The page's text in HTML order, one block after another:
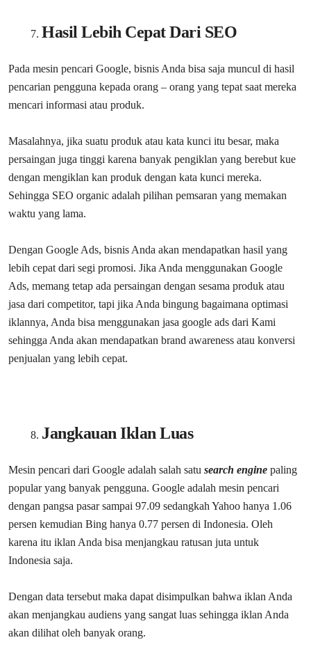
Hasil Lebih Cepat Dari SEO
Pada mesin pencari Google, bisnis Anda bisa saja muncul di hasil
pencarian pengguna kepada orang – orang yang tepat saat mereka
mencari informasi atau produk.
Masalahnya, jika suatu produk atau kata kunci itu besar, maka
persaingan juga tinggi karena banyak pengiklan yang berebut kue
dengan mengiklan kan produk dengan kata kunci mereka.
Sehingga SEO organic adalah pilihan pemsaran yang memakan
waktu yang lama.
Dengan Google Ads, bisnis Anda akan mendapatkan hasil yang
lebih cepat dari segi promosi. Jika Anda menggunakan Google
Ads, memang tetap ada persaingan dengan sesama produk atau
jasa dari competitor, tapi jika Anda bingung bagaimana optimasi
iklannya, Anda bisa menggunakan jasa google ads dari Kami
sehingga Anda akan mendapatkan brand awareness atau konversi
penjualan yang lebih cepat.
Jangkauan Iklan Luas
Mesin pencari dari Google adalah salah satu search engine paling
popular yang banyak pengguna. Google adalah mesin pencari
dengan pangsa pasar sampai 97.09 sedangkah Yahoo hanya 1.06
persen kemudian Bing hanya 0.77 persen di Indonesia. Oleh
karena itu iklan Anda bisa menjangkau ratusan juta untuk
Indonesia saja.
Dengan data tersebut maka dapat disimpulkan bahwa iklan Anda
akan menjangkau audiens yang sangat luas sehingga iklan Anda
akan dilihat oleh banyak orang.